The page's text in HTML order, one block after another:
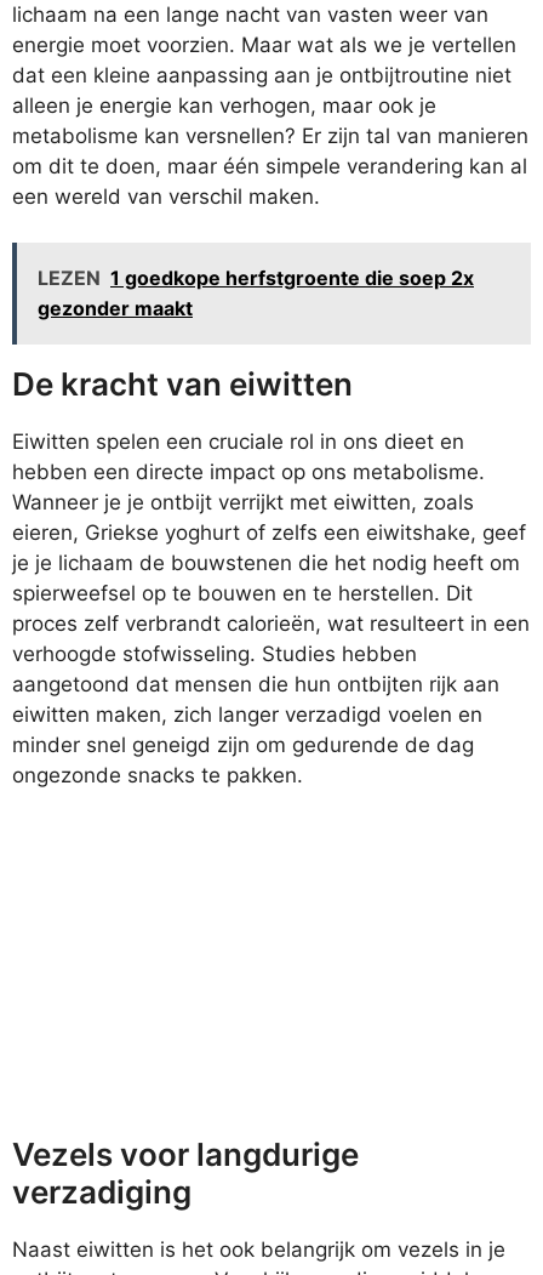
lichaam na een lange nacht van vasten weer van
energie moet voorzien. Maar wat als we je vertellen
dat een kleine aanpassing aan je ontbijtroutine niet
alleen je energie kan verhogen, maar ook je
metabolisme kan versnellen? Er zijn tal van manieren
om dit te doen, maar één simpele verandering kan al
een wereld van verschil maken.
LEZEN 1 goedkope herfstgroente die soep 2x
gezonder maakt
De kracht van eiwitten
Eiwitten spelen een cruciale rol in ons dieet en
hebben een directe impact op ons metabolisme.
Wanneer je je ontbijt verrijkt met eiwitten, zoals
eieren, Griekse yoghurt of zelfs een eiwitshake, geef
je je lichaam de bouwstenen die het nodig heeft om
spierweefsel op te bouwen en te herstellen. Dit
proces zelf verbrandt calorieën, wat resulteert in een
verhoogde stofwisseling. Studies hebben
aangetoond dat mensen die hun ontbijten rijk aan
eiwitten maken, zich langer verzadigd voelen en
minder snel geneigd zijn om gedurende de dag
ongezonde snacks te pakken.
Vezels voor langdurige
verzadiging
Naast eiwitten is het ook belangrijk om vezels in je